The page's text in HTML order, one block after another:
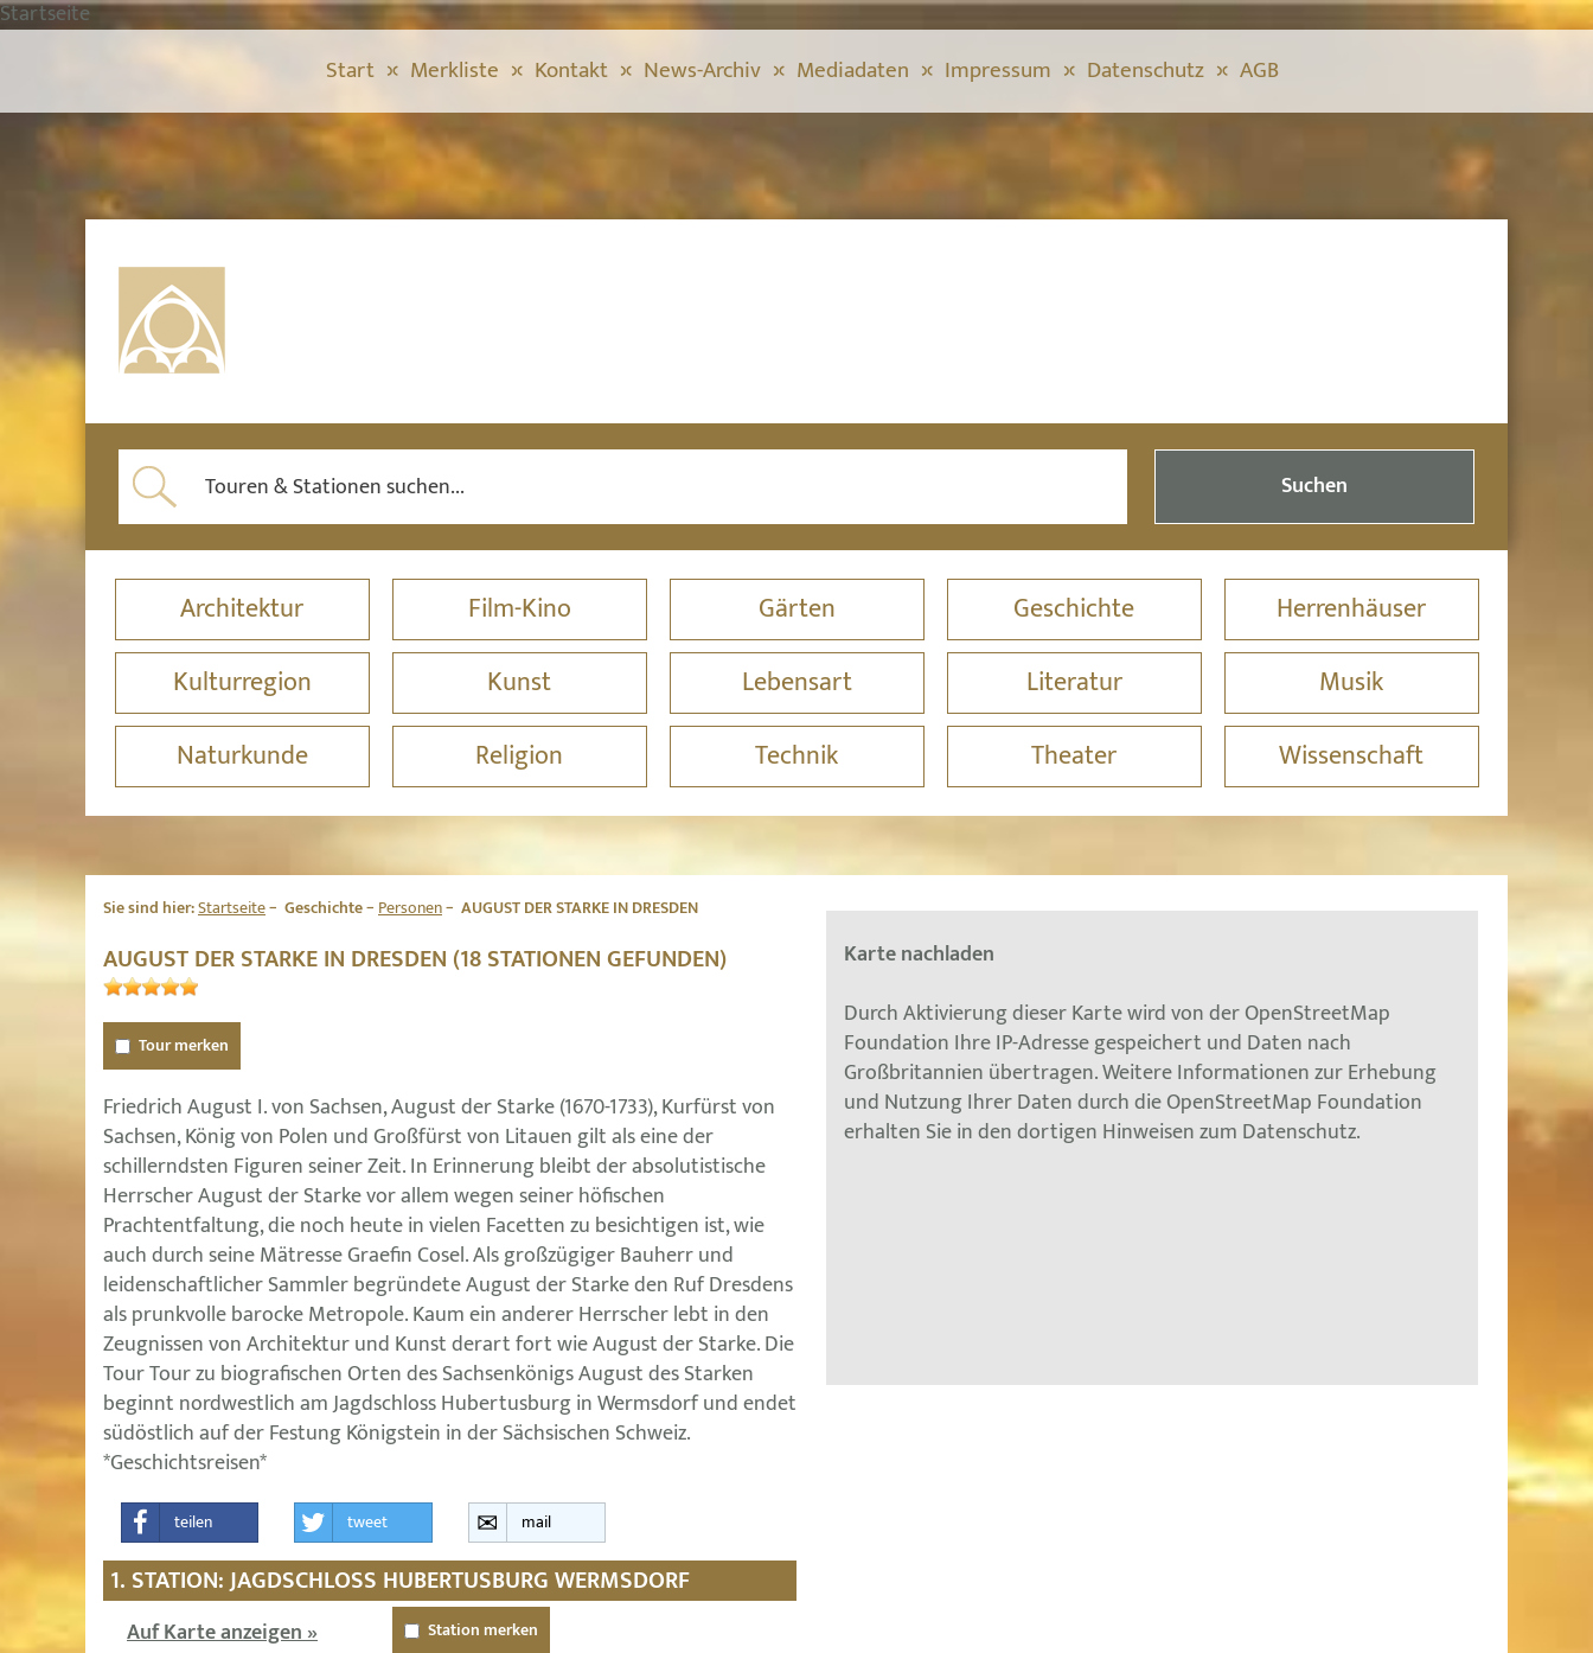
Startseite
Start Merkliste Kontakt News-Archiv Mediadaten Impressum Datenschutz AGB
Suchen
Architektur Film-Kino Gärten Geschichte
Herrenhäuser
Kulturregion
Kunst Lebensart Literatur
Musik
Naturkunde
Religion Technik Theater Wissenschaft
Sie sind hier:Startseite Geschichte Personen AUGUST DER STARKE IN DRESDEN
AUGUST DER STARKE IN DRESDEN (18 STATIONEN GEFUNDEN)
Tour merken
Friedrich August I. von Sachsen, August der Starke (1670-1733), Kurfürst von
Sachsen, König von Polen und Großfürst von Litauen gilt als eine der
schillerndsten Figuren seiner Zeit. In Erinnerung bleibt der absolutistische
Herrscher August der Starke vor allem wegen seiner höfischen
Prachtentfaltung, die noch heute in vielen Facetten zu besichtigen ist, wie
auch durch seine Mätresse Graefin Cosel. Als großzügiger Bauherr und
leidenschaftlicher Sammler begründete August der Starke den Ruf Dresdens
als prunkvolle barocke Metropole. Kaum ein anderer Herrscher lebt in den
Zeugnissen von Architektur und Kunst derart fort wie August der Starke. Die
Tour Tour zu biografischen Orten des Sachsenkönigs August des Starken
beginnt nordwestlich am Jagdschloss Hubertusburg in Wermsdorf und endet
südöstlich auf der Festung Königstein in der Sächsischen Schweiz.
*Geschichtsreisen*
teilen tweet mail
1. STATION: JAGDSCHLOSS HUBERTUSBURG WERMSDORF
Auf Karte anzeigen » Station merken
Karte nachladen
Durch Aktivierung dieser Karte wird von der OpenStreetMap
Foundation Ihre IP-Adresse gespeichert und Daten nach
Großbritannien übertragen. Weitere Informationen zur Erhebung
und Nutzung Ihrer Daten durch die OpenStreetMap Foundation
erhalten Sie in den dortigen Hinweisen zum Datenschutz.